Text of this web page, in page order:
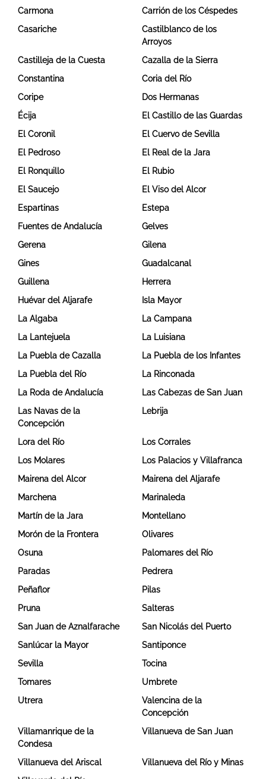
Carmona
Carrión de los Céspedes
Casariche
Castilblanco de los
Arroyos
Castilleja de la Cuesta
Cazalla de la Sierra
Constantina
Coria del Río
Coripe
Dos Hermanas
Écija
El Castillo de las Guardas
El Coronil
El Cuervo de Sevilla
El Pedroso
El Real de la Jara
El Ronquillo
El Rubio
El Saucejo
El Viso del Alcor
Espartinas
Estepa
Fuentes de Andalucía
Gelves
Gerena
Gilena
Gines
Guadalcanal
Guillena
Herrera
Huévar del Aljarafe
Isla Mayor
La Algaba
La Campana
La Lantejuela
La Luisiana
La Puebla de Cazalla
La Puebla de los Infantes
La Puebla del Río
La Rinconada
La Roda de Andalucía
Las Cabezas de San Juan
Las Navas de la
Concepción
Lebrija
Lora del Río
Los Corrales
Los Molares
Los Palacios y Villafranca
Mairena del Alcor
Mairena del Aljarafe
Marchena
Marinaleda
Martín de la Jara
Montellano
Morón de la Frontera
Olivares
Osuna
Palomares del Río
Paradas
Pedrera
Peñaflor
Pilas
Pruna
Salteras
San Juan de Aznalfarache
San Nicolás del Puerto
Sanlúcar la Mayor
Santiponce
Sevilla
Tocina
Tomares
Umbrete
Utrera
Valencina de la
Concepción
Villamanrique de la
Condesa
Villanueva de San Juan
Villanueva del Ariscal
Villanueva del Río y Minas